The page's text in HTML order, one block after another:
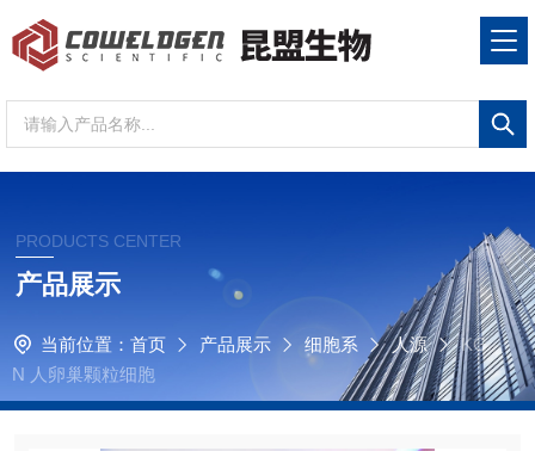
PRODUCTS CENTER
产品展示
当前位置： 首页 产品展示 细胞系 人源
KG
N 人卵巢颗粒细胞